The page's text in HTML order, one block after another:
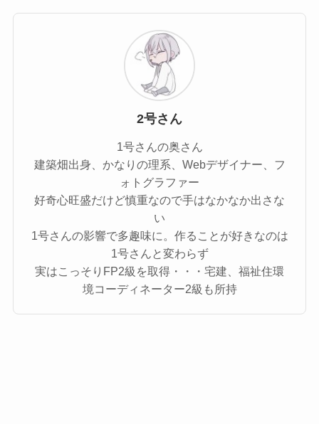
2号さん
1号さんの奥さん
建築畑出身、かなりの理系、Webデザイナー、フ
ォトグラファー
好奇心旺盛だけど慎重なので手はなかなか出さな
い
1号さんの影響で多趣味に。作ることが好きなのは
1号さんと変わらず
実はこっそりFP2級を取得・・・宅建、福祉住環
境コーディネーター2級も所持